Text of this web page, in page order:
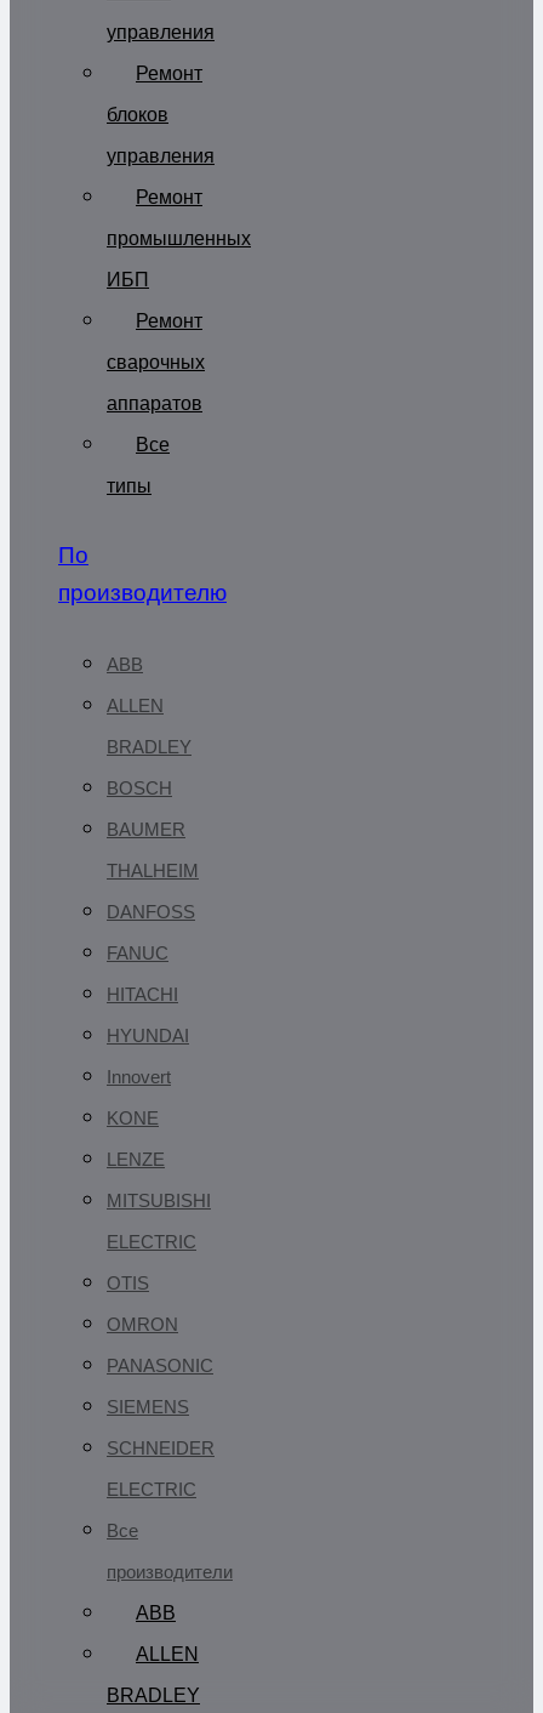
управления
Ремонт
блоков
управления
Ремонт
промышленных
ИБП
Ремонт
сварочных
аппаратов
Все
типы
По
производителю
ABB
ALLEN
BRADLEY
BOSCH
BAUMER
THALHEIM
DANFOSS
FANUC
HITACHI
HYUNDAI
Innovert
KONE
LENZE
MITSUBISHI
ELECTRIC
OTIS
OMRON
PANASONIC
SIEMENS
SCHNEIDER
ELECTRIC
Все
производители
ABB
ALLEN
BRADLEY